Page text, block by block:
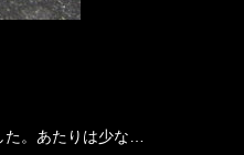
た。あたりは少な…